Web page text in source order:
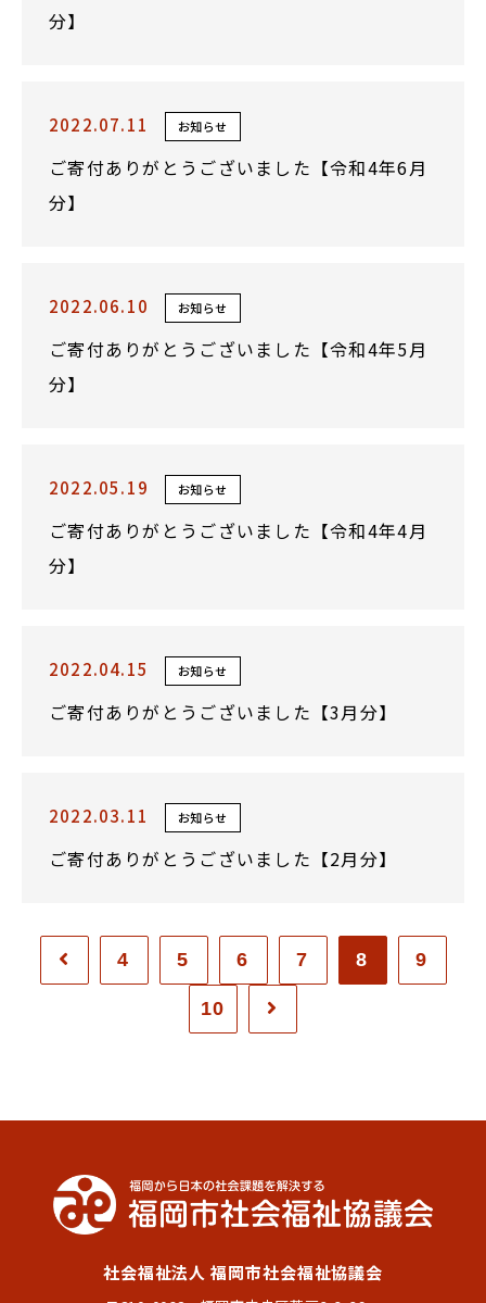
分】
2022.07.11 お知らせ
ご寄付ありがとうございました【令和4年6月
分】
2022.06.10 お知らせ
ご寄付ありがとうございました【令和4年5月
分】
2022.05.19 お知らせ
ご寄付ありがとうございました【令和4年4月
分】
2022.04.15 お知らせ
ご寄付ありがとうございました【3月分】
2022.03.11 お知らせ
ご寄付ありがとうございました【2月分】
4 5 6 7 8 9
10
社会福祉法人 福岡市社会福祉協議会